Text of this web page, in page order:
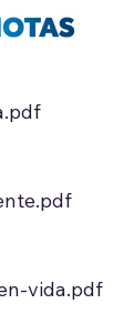
vida.pdf